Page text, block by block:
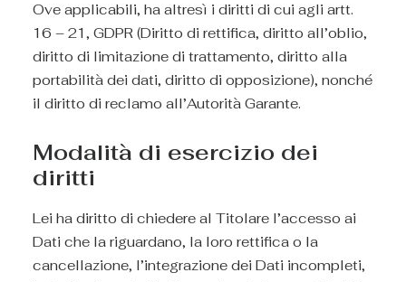
Ove applicabili, ha altresì i diritti di cui agli artt.
16 – 21, GDPR (Diritto di rettifica, diritto all’oblio,
diritto di limitazione di trattamento, diritto alla
portabilità dei dati, diritto di opposizione), nonché
il diritto di reclamo all’Autorità Garante.
Modalità di esercizio dei
diritti
Lei ha diritto di chiedere al Titolare l’accesso ai
Dati che la riguardano, la loro rettifica o la
cancellazione, l’integrazione dei Dati incompleti,